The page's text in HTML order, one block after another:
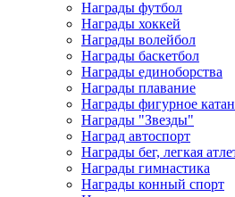
Награды футбол
Награды хоккей
Награды волейбол
Награды баскетбол
Награды единоборства
Награды плавание
Награды фигурное
Награды "Звезды"
Наград автоспорт
Награды бег, легкая
Награды гимнастика
Награды конный спорт